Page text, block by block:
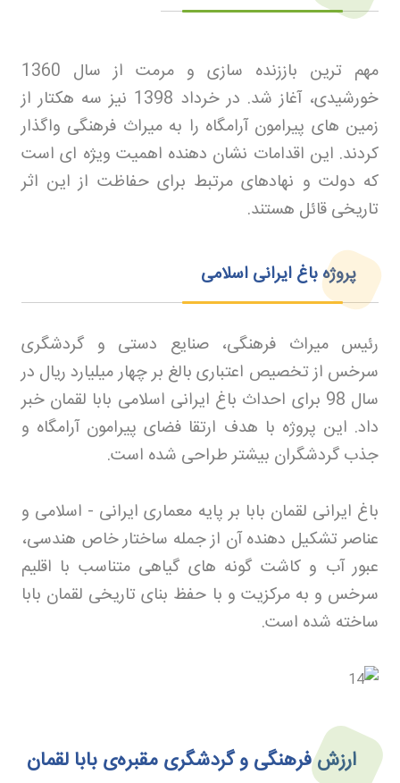
مهم ترین باززنده سازی و مرمت از سال 1360
خورشیدی، آغاز شد. در خرداد 1398 نیز سه هکتار از
زمین های پیرامون آرامگاه را به میراث فرهنگی واگذار
کردند. این اقدامات نشان دهنده اهمیت ویژه ای است
که دولت و نهادهای مرتبط برای حفاظت از این اثر
تاریخی قائل هستند.
پروژه باغ ایرانی اسلامی
رئیس میراث فرهنگی، صنایع دستی و گردشگری
سرخس از تخصیص اعتباری بالغ بر چهار میلیارد ریال در
سال 98 برای احداث باغ ایرانی اسلامی بابا لقمان خبر
داد. این پروژه با هدف ارتقا فضای پیرامون آرامگاه و
جذب گردشگران بیشتر طراحی شده است.
باغ ایرانی لقمان بابا بر پایه معماری ایرانی - اسلامی و
عناصر تشکیل دهنده آن از جمله ساختار خاص هندسی،
عبور آب و کاشت گونه های گیاهی متناسب با اقلیم
سرخس و به مرکزیت و با حفظ بنای تاریخی لقمان بابا
ساخته شده است.
ارزش فرهنگی و گردشگری مقبره‌ی بابا لقمان